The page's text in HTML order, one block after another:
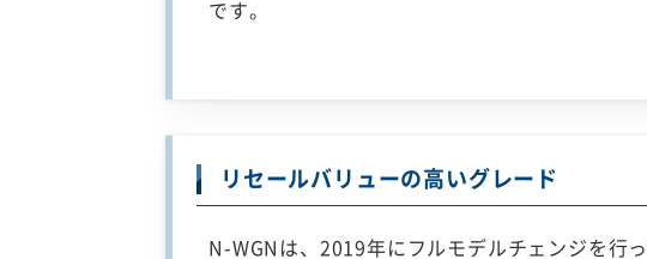
です。
リセールバリューの高いグレード
N-WGNは、2019年にフルモデルチェンジを行